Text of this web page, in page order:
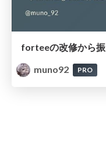
forteeの改修から
muno92
PRO